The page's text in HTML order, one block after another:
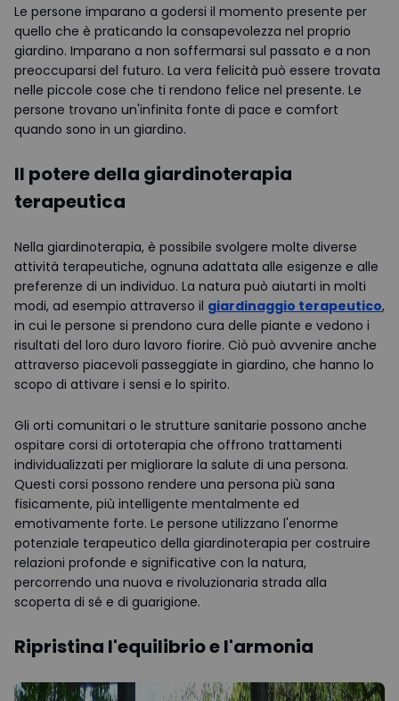
Le persone imparano a godersi il momento presente per
quello che è praticando la consapevolezza nel proprio
giardino. Imparano a non soffermarsi sul passato e a non
preoccuparsi del futuro. La vera felicità può essere trovata
nelle piccole cose che ti rendono felice nel presente. Le
persone trovano un'infinita fonte di pace e comfort
quando sono in un giardino.
Il potere della giardinoterapia
terapeutica
Nella giardinoterapia, è possibile svolgere molte diverse
attività terapeutiche, ognuna adattata alle esigenze e alle
preferenze di un individuo. La natura può aiutarti in molti
modi, ad esempio attraverso il giardinaggio terapeutico,
in cui le persone si prendono cura delle piante e vedono i
risultati del loro duro lavoro fiorire. Ciò può avvenire anche
attraverso piacevoli passeggiate in giardino, che hanno lo
scopo di attivare i sensi e lo spirito.
Gli orti comunitari o le strutture sanitarie possono anche
ospitare corsi di ortoterapia che offrono trattamenti
individualizzati per migliorare la salute di una persona.
Questi corsi possono rendere una persona più sana
fisicamente, più intelligente mentalmente ed
emotivamente forte. Le persone utilizzano l'enorme
potenziale terapeutico della giardinoterapia per costruire
relazioni profonde e significative con la natura,
percorrendo una nuova e rivoluzionaria strada alla
scoperta di sé e di guarigione.
Ripristina l'equilibrio e l'armonia